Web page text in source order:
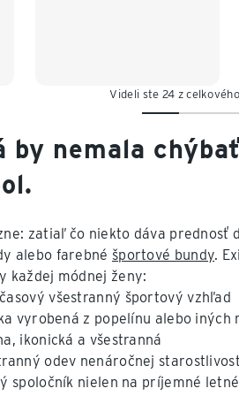
Videli ste 24 z
by nemala
zatiaľ čo niekto dáva
alebo farebné športové bundy.
každej módnej ženy:
všestranný športový vzhľad
vyrobená z popelínu alebo iných
ikonická a všestranná
odev nenáročnej
spoločník nielen na príjemné